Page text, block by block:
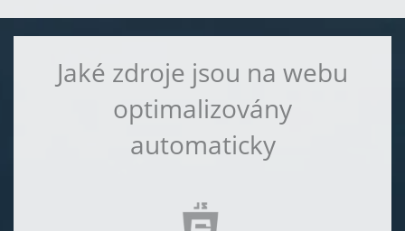
Jaké zdroje jsou na webu
optimalizovány
automaticky